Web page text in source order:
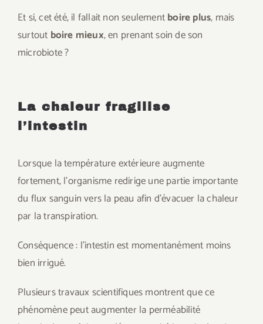
Et si, cet été, il fallait non seulementboire plus, mais
surtout boire mieux, en prenant soin de son
microbiote ?
La chaleur fragilise
l’intestin
Lorsque la température extérieure augmente
fortement, l’organisme redirige une partie importante
du flux sanguin vers la peau afin d’évacuer la chaleur
par la transpiration.
Conséquence : l’intestin est momentanément moins
bien irrigué.
Plusieurs travaux scientifiques montrent que ce
phénomène peut augmenter la perméabilité